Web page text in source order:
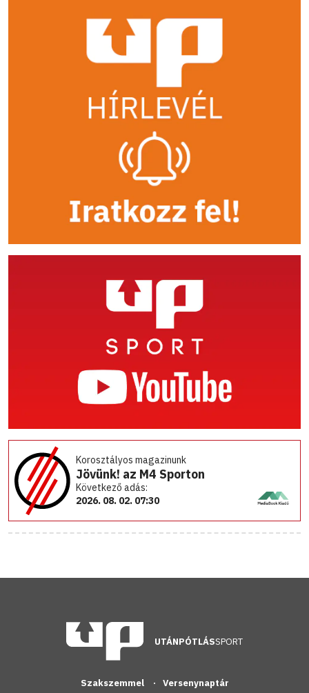
Korosztályos magazinunk
Jövünk! az M4 Sporton
Következő adás:
2026. 08. 02. 07:30
UTÁNPÓTLÁSSPORT
Szakszemmel Versenynaptár